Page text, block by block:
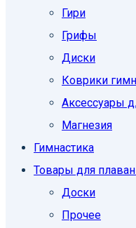
Гири
Грифы
Диски
Коврики
Аксессуары
Магнезия
Гимнастика
Товары для
Доски
Прочее